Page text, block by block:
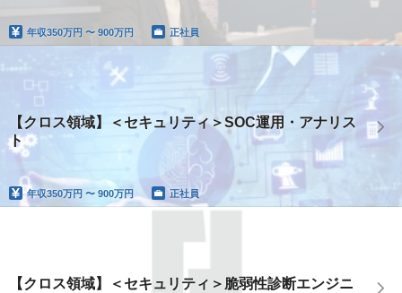
年収350万円 〜 900万円 正社員
【クロス領域】＜セキュリティ＞SOC運用・アナリス
ト
年収350万円 〜 900万円 正社員
【クロス領域】＜セキュリティ＞脆弱性診断エンジニ